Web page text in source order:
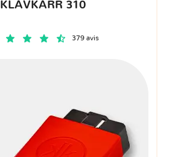
KLAVKARR 310
379 avis